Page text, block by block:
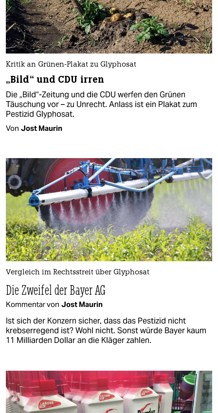
Kritik an Grünen-Plakat zu Glyphosat
„Bild“ und CDU irren
Die „Bild“-Zeitung und die CDU werfen den Grünen
Täuschung vor – zu Unrecht. Anlass ist ein Plakat zum
Pestizid Glyphosat.
Von Jost Maurin
Vergleich im Rechtsstreit über Glyphosat
Die Zweifel der Bayer AG
Kommentar von Jost Maurin
Ist sich der Konzern sicher, dass das Pestizid nicht
krebserregend ist? Wohl nicht. Sonst würde Bayer kaum
11 Milliarden Dollar an die Kläger zahlen.